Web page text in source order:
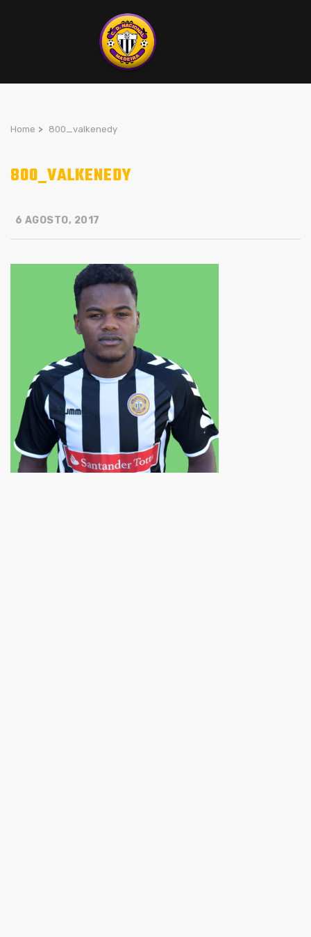
Home > 800_valkenedy
800_VALKENEDY
6 AGOSTO, 2017